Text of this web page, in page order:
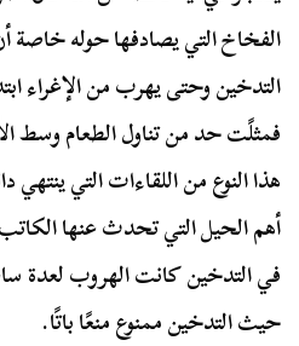
الفخاخ التي يصادفها حوله
التدخين وحتى يهرب من الإغراء
فمثلًت حد من تناول الطعام وسط
هذا النوع من اللقاءات التي
أهم الحيل التي تحدث عنها
في التدخين كانت الهروب لعدة
حيث التدخين ممنوع منعًا باتًا.